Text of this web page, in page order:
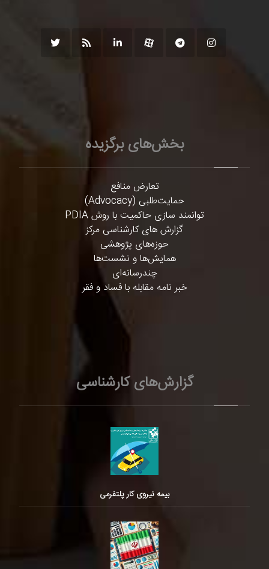
بخش‌های برگزیده
تعارض منافع
حمایت‌طلبی (Advocacy)
توانمند سازی حاکمیت با روش PDIA
گزارش های کارشناسی مرکز
حوزه‌های پژوهشی
همایش‌ها و نشست‌ها
چندرسانه‌ای
خبر نامه مقابله با فساد و فقر
گزارش‌های کارشناسی
بیمه نیروی کار پلتفرمی